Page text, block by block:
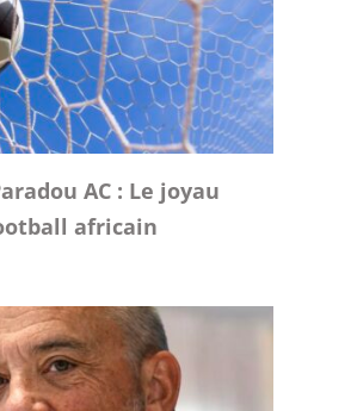
AC : Le joyau
africain